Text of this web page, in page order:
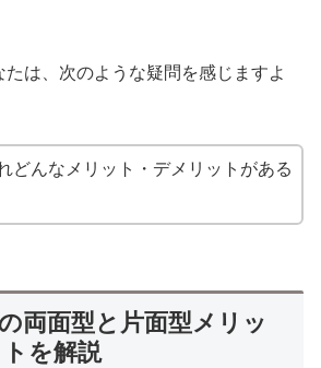
たは、次のような疑問を感じますよ
どんなメリット・デメリットがある
両面型と片面型メリッ
トを解説